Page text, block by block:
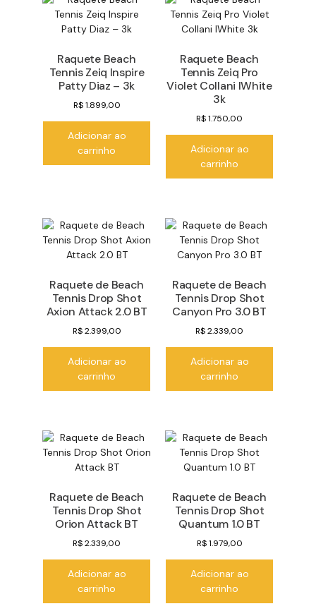
Raquete Beach
Tennis Zeiq Inspire
Patty Diaz – 3k
R$1.899,00
Adicionar ao
carrinho
Raquete Beach
Tennis Zeiq Pro
Violet Collani IWhite
3k
R$1.750,00
Adicionar ao
carrinho
Raquete de Beach
Tennis Drop Shot
Axion Attack 2.0 BT
R$2.399,00
Adicionar ao
carrinho
Raquete de Beach
Tennis Drop Shot
Canyon Pro 3.0 BT
R$2.339,00
Adicionar ao
carrinho
Raquete de Beach
Tennis Drop Shot
Orion Attack BT
R$2.339,00
Adicionar ao
carrinho
Raquete de Beach
Tennis Drop Shot
Quantum 1.0 BT
R$1.979,00
Adicionar ao
carrinho